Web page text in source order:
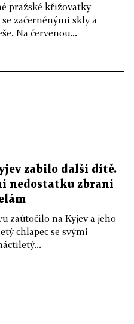
pražské křižovatky
začerněnými skly a
Na červenou...
zabilo další dítě.
nedostatku zbraní
zaútočilo na Kyjev a jeho
chlapec se svými